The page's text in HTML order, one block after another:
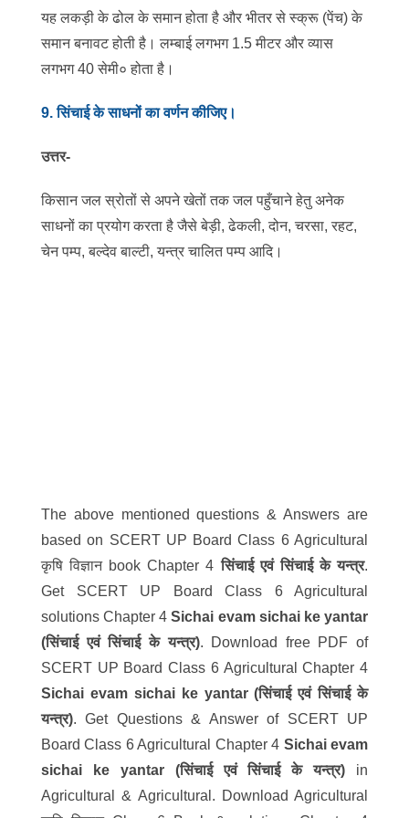
यह लकड़ी के ढोल के समान होता है और भीतर से स्क्रू (पेंच) के
समान बनावट होती है। लम्बाई लगभग 1.5 मीटर और व्यास
लगभग 40 सेमी० होता है।
9. सिंचाई के साधनों का वर्णन कीजिए।
उत्तर-
किसान जल स्रोतों से अपने खेतों तक जल पहुँचाने हेतु अनेक
साधनों का प्रयोग करता है जैसे बेड़ी, ढेकली, दोन, चरसा, रहट,
चेन पम्प, बल्देव बाल्टी, यन्त्र चालित पम्प आदि।
The above mentioned questions & Answers are
based on SCERT UP Board Class 6 Agricultural
कृषि विज्ञान book Chapter 4सिंचाई एवं सिंचाई के यन्त्र.
Get SCERT UP Board Class 6 Agricultural
solutions Chapter 4Sichai evam sichai ke yantar
(सिंचाई एवं सिंचाई के यन्त्र). Download free PDF of
SCERT UP Board Class 6 Agricultural Chapter 4
Sichai evam sichai ke yantar (सिंचाई एवं सिंचाई के
यन्त्र). Get Questions & Answer of SCERT UP
Board Class 6 Agricultural Chapter 4 Sichai evam
sichai ke yantar (सिंचाई एवं सिंचाई के यन्त्र) in
Agricultural & Agricultural. Download Agricultural